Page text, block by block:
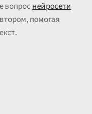
вопроснейросети
помогая